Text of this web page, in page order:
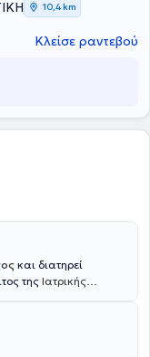
10,4 km
Κλείσε ραντεβού
και διατηρεί
απόφοιτος τηςΙατρικής
της σε κορυφαία
ιατρός